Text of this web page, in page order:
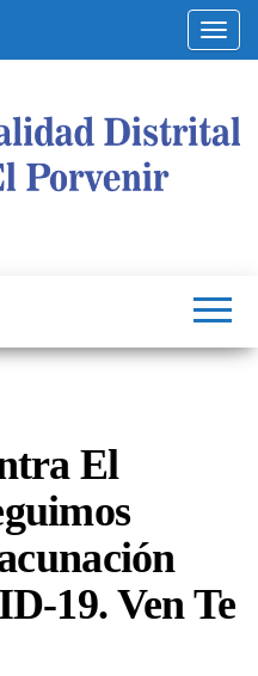
El
19. Ven Te